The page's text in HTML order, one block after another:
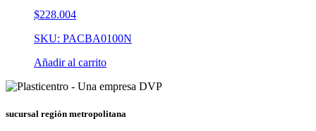
$228.004
SKU: PACBA0100N
Añadir al carrito
sucursal región metropolitana